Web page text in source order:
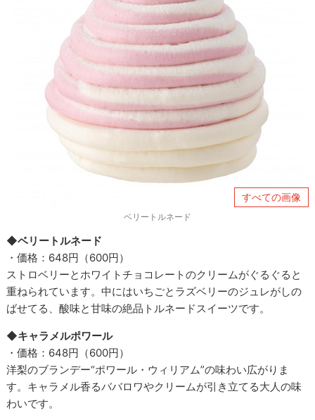
すべての画像
ベリートルネード
◆ベリートルネード
・価格：648円（600円）
ストロベリーとホワイトチョコレートのクリームがぐるぐると
重ねられています。中にはいちごとラズベリーのジュレがしの
ばせてる、酸味と甘味の絶品トルネードスイーツです。
◆キャラメルポワール
・価格：648円（600円）
洋梨のブランデー“ポワール・ウィリアム”の味わい広がりま
す。キャラメル香るババロワやクリームが引き立てる大人の味
わいです。